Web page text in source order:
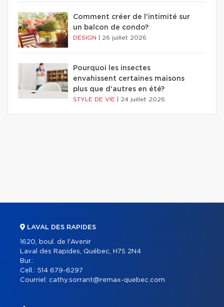
Comment créer de l'intimité sur
un balcon de condo?
DESIGN 26 juillet 2026
Pourquoi les insectes
envahissent certaines maisons
plus que d'autres en été?
STYLE DE VIE 24 juillet 2026
LAVAL DES RAPIDES
1620, boul. de l'Avenir
Laval des Rapides, Québec, H7S 2N4
Bur.:
Cell.: 514 679-6297
Courriel: cathy.sorrant@remax-quebec.com